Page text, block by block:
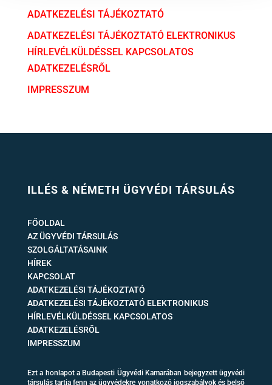
ADATKEZELÉSI TÁJÉKOZTATÓ
ADATKEZELÉSI TÁJÉKOZTATÓ ELEKTRONIKUS
HÍRLEVÉLKÜLDÉSSEL KAPCSOLATOS
ADATKEZELÉSRŐL
IMPRESSZUM
ILLÉS & NÉMETH ÜGYVÉDI TÁRSULÁS
FŐOLDAL
AZ ÜGYVÉDI TÁRSULÁS
SZOLGÁLTATÁSAINK
HÍREK
KAPCSOLAT
ADATKEZELÉSI TÁJÉKOZTATÓ
ADATKEZELÉSI TÁJÉKOZTATÓ ELEKTRONIKUS
HÍRLEVÉLKÜLDÉSSEL KAPCSOLATOS
ADATKEZELÉSRŐL
IMPRESSZUM
Ezt a honlapot a Budapesti Ügyvédi Kamarában bejegyzett ügyvédi
társulás tartja fenn az ügyvédekre vonatkozó jogszabályok és belső